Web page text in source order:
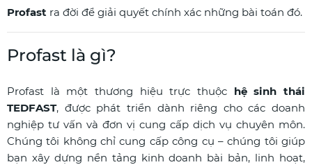
Profast ra đời để giải quyết chính xác những bài toán đó.
Profast là gì?
Profast là một thương hiệu trực thuộc hệ sinh thái
TEDFAST, được phát triển dành riêng cho các doanh
nghiệp tư vấn và đơn vị cung cấp dịch vụ chuyên môn.
Chúng tôi không chỉ cung cấp công cụ – chúng tôi giúp
bạn xây dựng nền tảng kinh doanh bài bản, linh hoạt,